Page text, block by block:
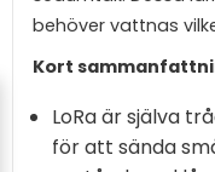
behöver vattnas
Kort
LoRa är själva
för att sända